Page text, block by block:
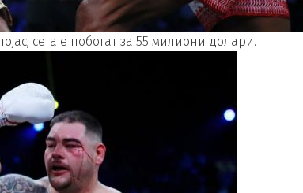
сега е побогат за 55 милиони долари.